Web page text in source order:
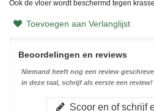
Ook de vloer wordt beschermd tegen
Toevoegen aan Verlanglijst
Beoordelingen en reviews
Niemand heeft nog een review
in deze taal, schrijf als eerste een review!
Scoor en of schrijf